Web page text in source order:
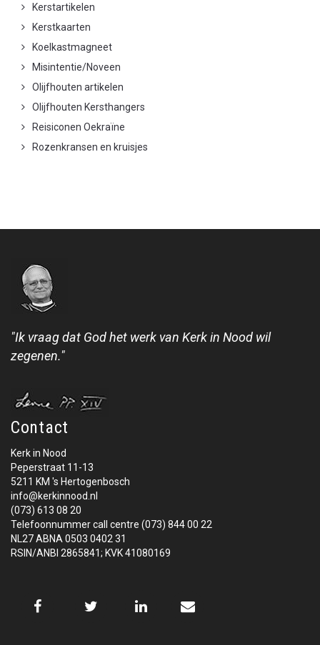
Kerstartikelen
Kerstkaarten
Koelkastmagneet
Misintentie/Noveen
Olijfhouten artikelen
Olijfhouten Kersthangers
Reisiconen Oekraïne
Rozenkransen en kruisjes
"Ik vraag dat God het werk van Kerk in Nood wil
zegenen."
Contact
Kerk in Nood
Peperstraat 11-13
5211 KM 's Hertogenbosch
info@kerkinnood.nl
(073) 613 08 20
Telefoonnummer call centre (073) 844 00 22
NL27 ABNA 0503 0402 31
RSIN/ANBI 2865841; KVK 41080169